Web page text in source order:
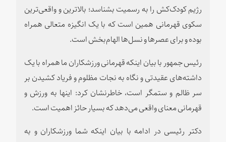
رژیم کودک‌کش را به رسمیت بشناسد؛ بالاترین و واقعی‌ترین
سکوی قهرمانی همین است که با یک انگیزه متعالی همراه
بوده و برای عصرها و نسل‌ها الهام‌بخش است.
رئیس جمهور با بیان اینکه قهرمانی ورزشکاران ما همراه با یک
داشته‌های عقیدتی و نگاه به نجات مظلوم و فریاد کشیدن بر
سر ظالم و ستمگر است، خاطرنشان کرد: اینها به ورزش و
قهرمانی معنای واقعی می‌دهد که بسیار حائز اهمیت است.
دکتر رئیسی در ادامه با بیان اینکه شما ورزشکاران و به